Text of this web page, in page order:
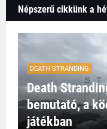
Népszerű cikkünk a
DEATH STRANDING
Death
bemutató, a
játékban